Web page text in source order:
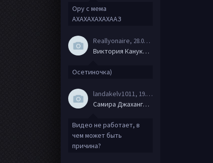
Ору с мема
АХАХАХАХАХААЗ
Reallyonaire, 28.06.20
Виктория Канукова
Осетиночка)
landakelv1011 , 19.06.20
Самира Джахангирова
Видео не работает, в
чем может быть
причина?